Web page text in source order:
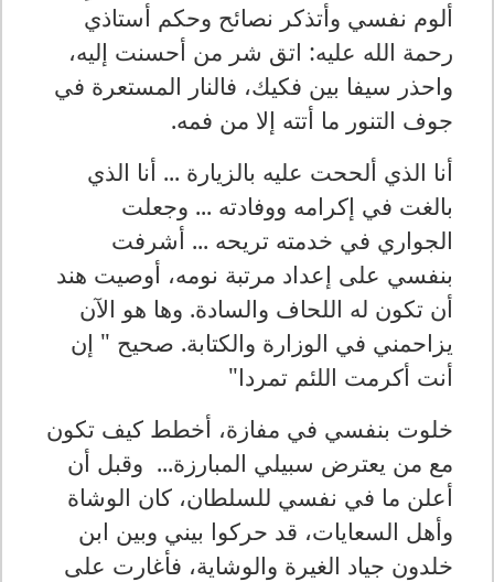
ألوم نفسي وأتذكر نصائح وحكم أستاذي
رحمة الله عليه: اتق شر من أحسنت إليه،
واحذر سيفا بين فكيك، فالنار المستعرة في
جوف التنور ما أتته إلا من فمه.
أنا الذي ألححت عليه بالزيارة ... أنا الذي
بالغت في إكرامه ووفادته ... وجعلت
الجواري في خدمته تريحه ... أشرفت
بنفسي على إعداد مرتبة نومه، أوصيت هند
أن تكون له اللحاف والسادة. وها هو الآن
يزاحمني في الوزارة والكتابة. صحيح " إن
أنت أكرمت اللئم تمردا"
خلوت بنفسي في مفازة، أخطط كيف تكون
مع من يعترض سبيلي المبارزة... وقبل أن
أعلن ما في نفسي للسلطان، كان الوشاة
وأهل السعايات، قد حركوا بيني وبين ابن
خلدون جياد الغيرة والوشاية، فأغارت على